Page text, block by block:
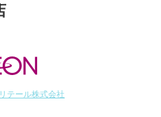
テール株式会社